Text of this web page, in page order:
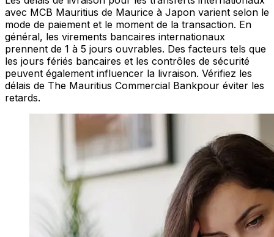
avec MCB Mauritius de Maurice à Japon varient selon le
mode de paiement et le moment de la transaction. En
général, les virements bancaires internationaux
prennent de 1 à 5 jours ouvrables. Des facteurs tels que
les jours fériés bancaires et les contrôles de sécurité
peuvent également influencer la livraison. Vérifiez les
délais de The Mauritius Commercial Bankpour éviter les
retards.